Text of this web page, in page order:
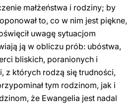
małżeństwa i rodziny; by
to, co w nim jest piękne,
uwagę sytuacjom
ją w obliczu prób: ubóstwa,
bliskich, poranionych i
z których rodzą się trudności,
tym rodzinom, jak i
że Ewangelia jest nadal